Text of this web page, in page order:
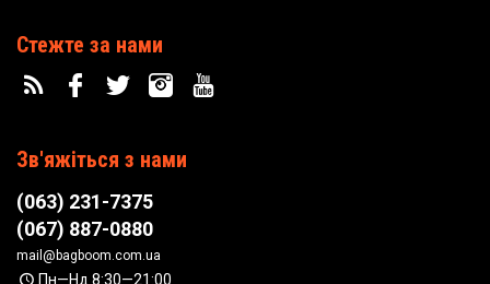
Стежте за нами
Зв'яжіться з нами
(063) 231-7375
(067) 887-0880
mail@bagboom.com.ua
Пн—Нд 8:30—21:00